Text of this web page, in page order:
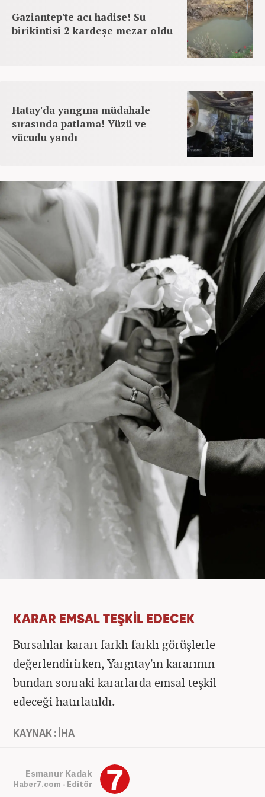
Gaziantep'te acı hadise! Su
birikintisi 2 kardeşe mezar oldu
Hatay'da yangına müdahale
sırasında patlama! Yüzü ve
vücudu yandı
KARAR EMSAL TEŞKİL EDECEK
Bursalılar kararı farklı farklı görüşlerle
değerlendirirken, Yargıtay'ın kararının
bundan sonraki kararlarda emsal teşkil
edeceği hatırlatıldı.
KAYNAK : İHA
Esmanur Kadak
Haber7.com - Editör